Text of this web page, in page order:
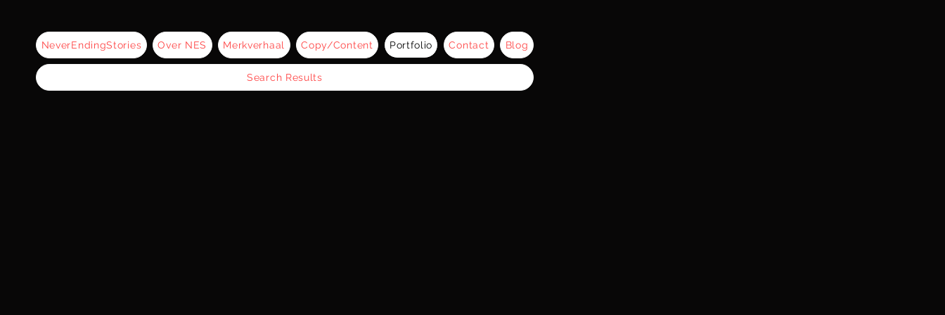
NeverEndingStories Over NES Merkverhaal Copy/Content Portfolio Contact Blog
Search Results